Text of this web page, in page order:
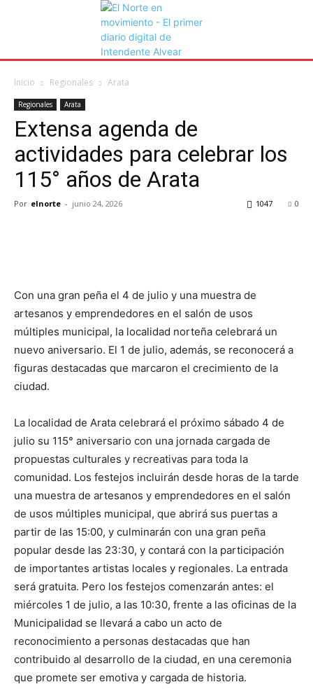
Inicio Regionales Arata
Regionales Arata
Extensa agenda de
actividades para celebrar los
115° años de Arata
Por elnorte - junio 24, 2026 0
1047
Con una gran peña el 4 de julio y una muestra de
artesanos y emprendedores en el salón de usos
múltiples municipal, la localidad norteña celebrará un
nuevo aniversario. El 1 de julio, además, se reconocerá a
figuras destacadas que marcaron el crecimiento de la
ciudad.
La localidad de Arata celebrará el próximo sábado 4 de
julio su 115° aniversario con una jornada cargada de
propuestas culturales y recreativas para toda la
comunidad. Los festejos incluirán desde horas de la tarde
una muestra de artesanos y emprendedores en el salón
de usos múltiples municipal, que abrirá sus puertas a
partir de las 15:00, y culminarán con una gran peña
popular desde las 23:30, y contará con la participación
de importantes artistas locales y regionales. La entrada
será gratuita. Pero los festejos comenzarán antes: el
miércoles 1 de julio, a las 10:30, frente a las oficinas de la
Municipalidad se llevará a cabo un acto de
reconocimiento a personas destacadas que han
contribuido al desarrollo de la ciudad, en una ceremonia
que promete ser emotiva y cargada de historia.